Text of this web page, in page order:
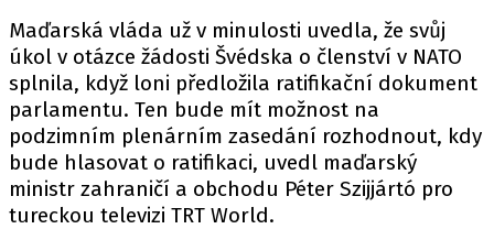
Maďarská vláda už v minulosti uvedla, že svůj
úkol v otázce žádosti Švédska o členství v NATO
splnila, když loni předložila ratifikační dokument
parlamentu. Ten bude mít možnost na
podzimním plenárním zasedání rozhodnout, kdy
bude hlasovat o ratifikaci, uvedl maďarský
ministr zahraničí a obchodu Péter Szijjártó pro
tureckou televizi TRT World.